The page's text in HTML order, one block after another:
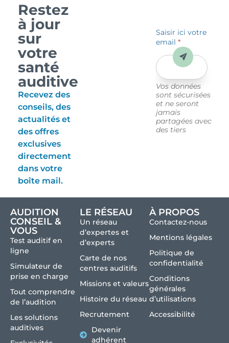
Restez
à jour
sur
votre
santé
auditive
Recevez des
conseils, des
actualités et
des offres
exclusives
directement
dans votre
boîte mail.
Saisir ici votre
email*
Vos données
sont sécurisées
et ne seront
jamais
partagées avec
des tiers
Envoyer
AUDITION
CONSEIL &
VOUS
Test auditif en
ligne
Simulateur de
prise en charge
Tout comprendre
de l’audition
Les solutions
auditives
LE RÉSEAU
Un réseau
d’expertes et
d’experts
Carte de nos
centres auditifs
Missions et valeurs
Histoire du réseau
Recrutement
Devenir
adhérent
À PROPOS
Contactez-nous
Mentions légales
Politique de
confidentialité
Conditions
générales
d’utilisations
Accessibilité